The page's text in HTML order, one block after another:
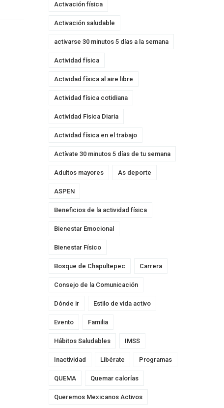
Activación física
Activación saludable
activarse 30 minutos 5 días a la semana
Actividad física
Actividad física al aire libre
Actividad física cotidiana
Actividad Física Diaria
Actividad física en el trabajo
Actívate 30 minutos 5 días de tu semana
Adultos mayores As deporte
ASPEN
Beneficios de la actividad física
Bienestar Emocional
Bienestar Físico
Bosque de Chapultepec Carrera
Consejo de la Comunicación
Dónde ir Estilo de vida activo
Evento Familia
Hábitos Saludables IMSS
Inactividad Libérate Programas
QUEMA Quemar calorías
Queremos Mexicanos Activos